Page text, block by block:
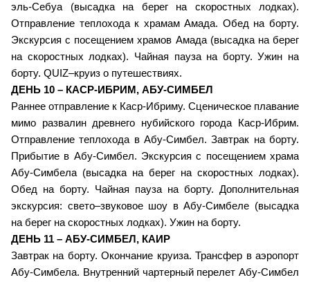
эль-Себуа (высадка на берег на скоростных лодках).
Отправление теплохода к храмам Амада. Обед на борту.
Экскурсия с посещением храмов Амада (высадка на берег
на скоростных лодках). Чайная пауза на борту. Ужин на
борту. QUIZ–круиз о путешествиях.
ДЕНЬ 10 – КАСР-ИБРИМ, АБУ-СИМБЕЛ
Раннее отправление к Каср-Ибриму. Сценическое плавание
мимо развалин древнего нубийского города Каср-Ибрим.
Отправление теплохода в Абу-Симбел. Завтрак на борту.
Прибытие в Абу-Симбел. Экскурсия с посещением храма
Абу-Симбела (высадка на берег на скоростных лодках).
Обед на борту. Чайная пауза на борту. Дополнительная
экскурсия: свето–звуковое шоу в Абу-Симбеле (высадка
на берег на скоростных лодках). Ужин на борту.
ДЕНЬ 11 – АБУ-СИМБЕЛ, КАИР
Завтрак на борту. Окончание круиза. Трансфер в аэропорт
Абу-Симбела. Внутренний чартерный перелет Абу-Симбел